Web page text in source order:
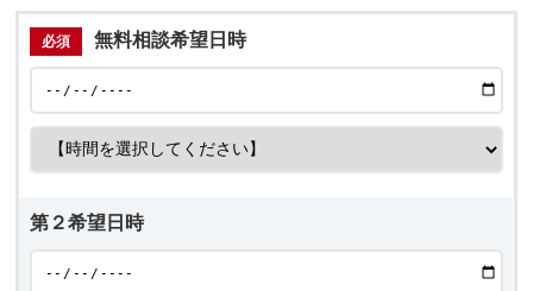
必須 無料相談希望日時
第２希望日時